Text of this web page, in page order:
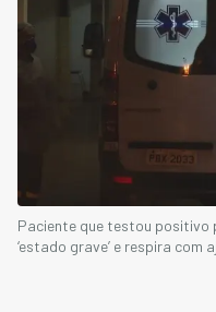
Paciente que testou positivo
‘estado grave’ e respira com